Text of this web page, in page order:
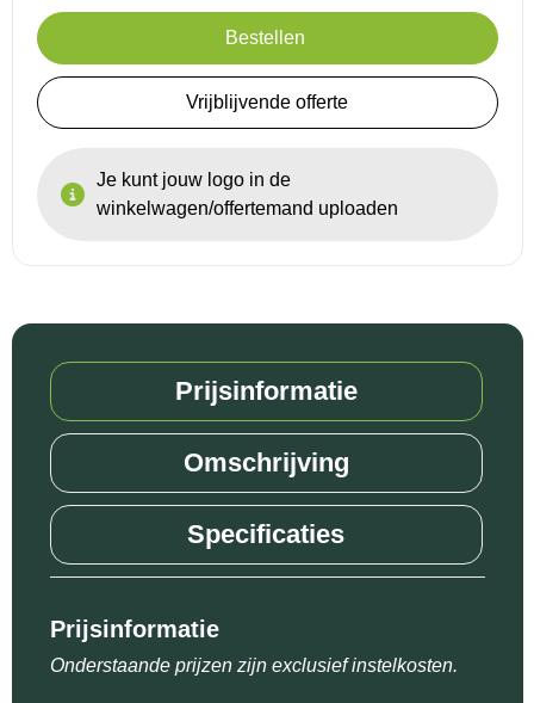
Bestellen
Vrijblijvende offerte
Je kunt jouw logo in de
winkelwagen/offertemand uploaden
Prijsinformatie
Omschrijving
Specificaties
Prijsinformatie
Onderstaande prijzen zijn exclusief instelkosten.